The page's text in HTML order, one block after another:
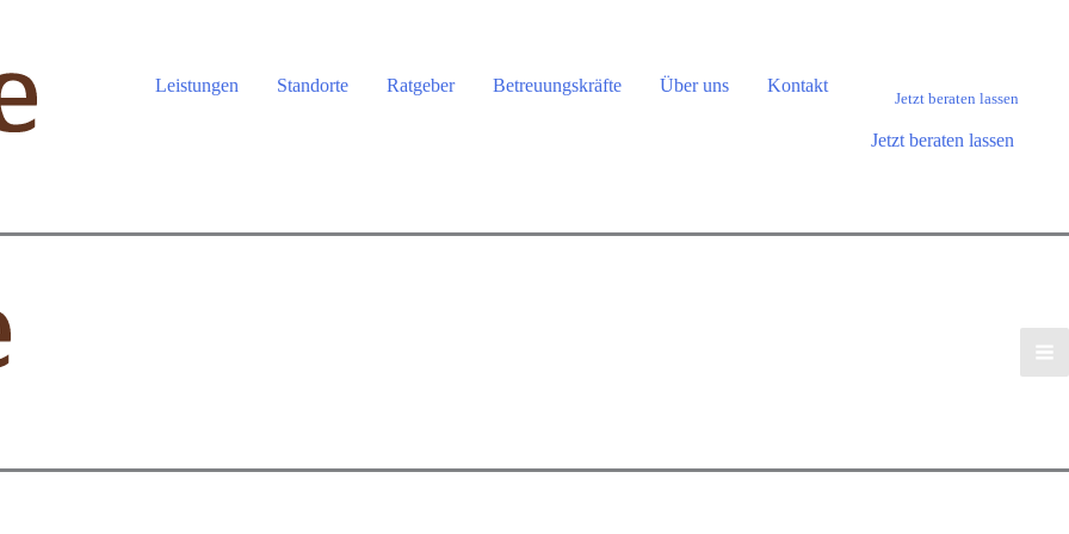
Leistungen Standorte Ratgeber Betreuungskräfte Über uns Kontakt
Jetzt beraten lassen
Jetzt beraten lassen